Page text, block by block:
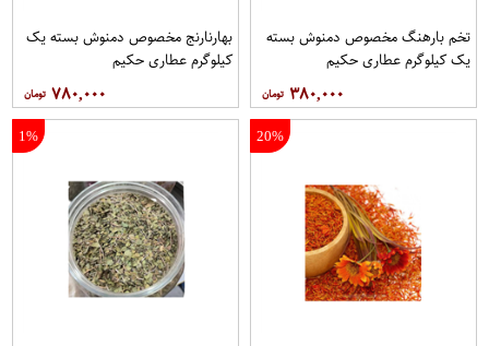
تخم بارهنگ مخصوص دمنوش بسته
یک کیلوگرم عطاری حکیم
۳۸۰,۰۰۰
بهارنارنج مخصوص دمنوش بسته یک
کیلوگرم عطاری حکیم
۷۸۰,۰۰۰
20%
1%